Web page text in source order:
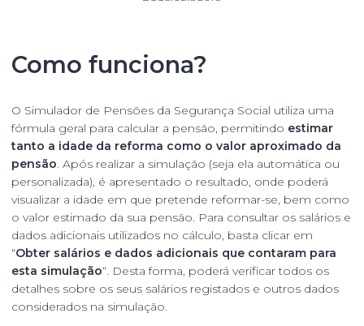
Como funciona?
O Simulador de Pensões da Segurança Social utiliza uma
fórmula geral para calcular a pensão, permitindo estimar
tanto a idade da reforma como o valor aproximado da
pensão . Após realizar a simulação (seja ela automática ou
personalizada), é apresentado o resultado, onde poderá
visualizar a idade em que pretende reformar-se, bem como
o valor estimado da sua pensão. Para consultar os salários e
dados adicionais utilizados no cálculo, basta clicar em
“Obter salários e dados adicionais que contaram para
esta simulação“. Desta forma, poderá verificar todos os
detalhes sobre os seus salários registados e outros dados
considerados na simulação.